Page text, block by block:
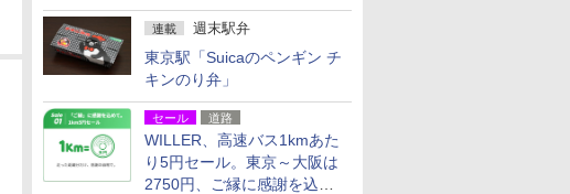
水ギアショーツは1990円に
連載 週末駅弁
東京駅「Suicaのペンギン チ
キンのり弁」
セール 道路
WILLER、高速バス1kmあた
り5円セール。東京～大阪は
2750円、ご縁に感謝を込め